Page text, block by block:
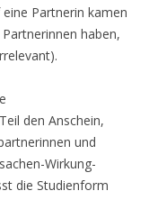
Partnerin kamen
haben,
den Anschein,
und
Wirkung-
die Studienform